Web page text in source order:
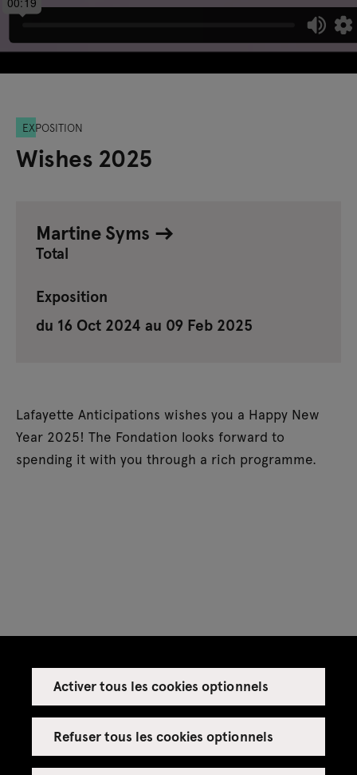
Activer tous les cookies optionnels
Refuser tous les cookies optionnels
EXPOSITION
Wishes 2025
Martine Syms
Total
Exposition
du 16 Oct 2024 au 09 Feb 2025
Lafayette Anticipations wishes you a Happy New
Year 2025! The Fondation looks forward to
spending it with you through a rich programme.